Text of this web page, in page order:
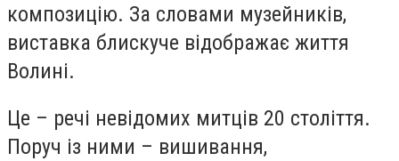
композицію. За словами музейників,
виставка блискуче відображає життя
Волині.
Це – речі невідомих митців 20 століття.
Поруч із ними – вишивання,